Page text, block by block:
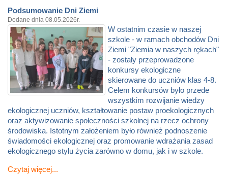
Podsumowanie Dni Ziemi
Dodane dnia 08.05.2026r.
W ostatnim czasie w naszej
szkole - w ramach obchodów Dni
Ziemi "Ziemia w naszych rękach"
- zostały przeprowadzone
konkursy ekologiczne
skierowane do uczniów klas 4-8.
Celem konkursów było przede
wszystkim rozwijanie wiedzy
ekologicznej uczniów, kształtowanie postaw proekologicznych
oraz aktywizowanie społeczności szkolnej na rzecz ochrony
środowiska. Istotnym założeniem było również podnoszenie
świadomości ekologicznej oraz promowanie wdrażania zasad
ekologicznego stylu życia zarówno w domu, jak i w szkole.
Czytaj więcej...